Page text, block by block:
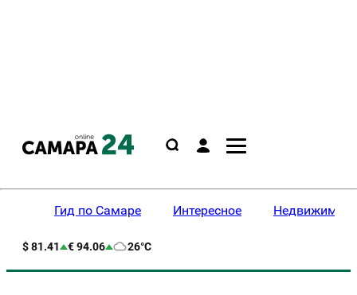
Гид по Самаре Интересное
$ 81.41 € 94.06 26°C